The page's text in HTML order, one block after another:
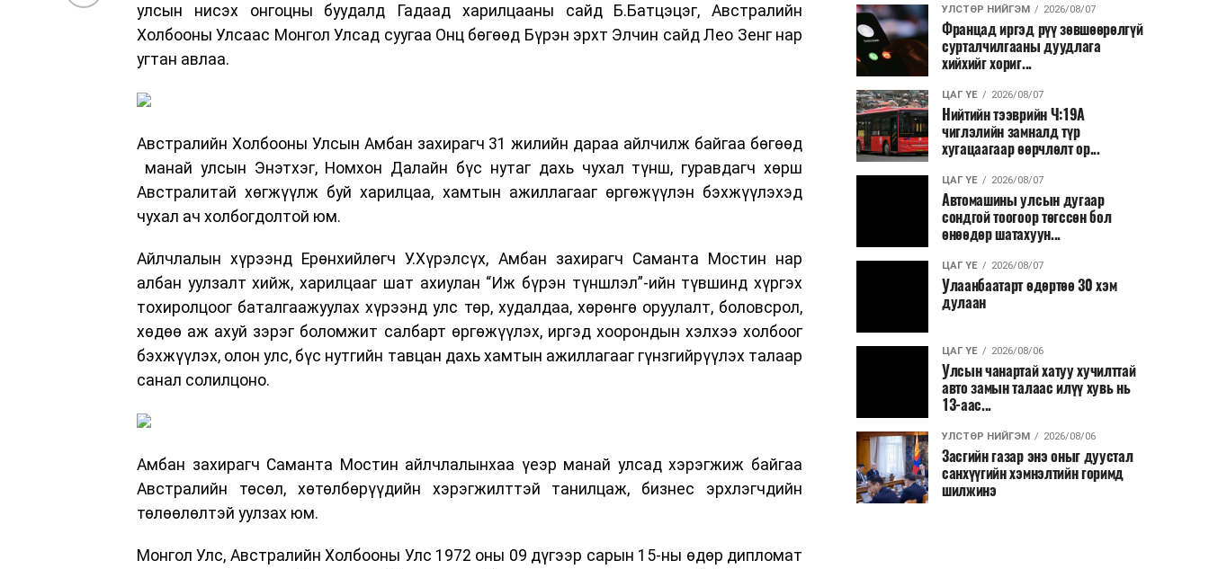
улсын нисэх онгоцны буудалд Гадаад харилцааны сайд Б.Батцэцэг, Австралийн
Холбооны Улсаас Монгол Улсад суугаа Онц бөгөөд Бүрэн эрхт Элчин сайд Лео Зенг нар
угтан авлаа.
Австралийн Холбооны Улсын Амбан захирагч 31 жилийн дараа айлчилж байгаа бөгөөд
манай улсын Энэтхэг, Номхон Далайн бүс нутаг дахь чухал түнш, гуравдагч хөрш
Австралитай хөгжүүлж буй харилцаа, хамтын ажиллагааг өргөжүүлэн бэхжүүлэхэд
чухал ач холбогдолтой юм.
Айлчлалын хүрээнд Ерөнхийлөгч У.Хүрэлсүх, Амбан захирагч Саманта Мостин нар
албан уулзалт хийж, харилцааг шат ахиулан “Иж бүрэн түншлэл”-ийн түвшинд хүргэх
тохиролцоог баталгаажуулах хүрээнд улс төр, худалдаа, хөрөнгө оруулалт, боловсрол,
хөдөө аж ахуй зэрэг боломжит салбарт өргөжүүлэх, иргэд хоорондын хэлхээ холбоог
бэхжүүлэх, олон улс, бүс нутгийн тавцан дахь хамтын ажиллагааг гүнзгийрүүлэх талаар
санал солилцоно.
Амбан захирагч Саманта Мостин айлчлалынхаа үеэр манай улсад хэрэгжиж байгаа
Австралийн төсөл, хөтөлбөрүүдийн хэрэгжилттэй танилцаж, бизнес эрхлэгчдийн
төлөөлөлтэй уулзах юм.
Монгол Улс, Австралийн Холбооны Улс 1972 оны 09 дүгээр сарын 15-ны өдөр дипломат
УЛСТӨР НИЙГЭМ 2026/08/07
Францад иргэд рүү зөвшөөрөлгүй
сурталчилгааны дуудлага
хийхийг хориг...
ЦАГ ҮЕ 2026/08/07
Нийтийн тээврийн Ч:19А
чиглэлийн замналд түр
хугацаагаар өөрчлөлт ор...
ЦАГ ҮЕ 2026/08/07
Автомашины улсын дугаар
сондгой тоогоор төгссөн бол
өнөөдөр шатахуун...
ЦАГ ҮЕ 2026/08/07
Улаанбаатарт өдөртөө 30 хэм
дулаан
ЦАГ ҮЕ 2026/08/06
Улсын чанартай хатуу хучилттай
авто замын талаас илүү хувь нь
13-аас...
УЛСТӨР НИЙГЭМ 2026/08/06
Засгийн газар энэ оныг дуустал
санхүүгийн хэмнэлтийн горимд
шилжинэ